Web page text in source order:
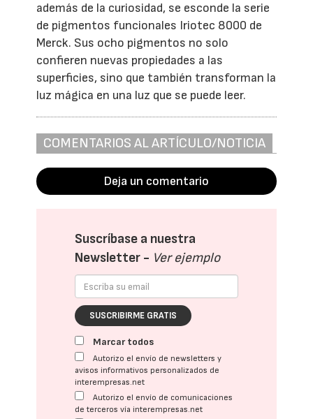
además de la curiosidad, se esconde la serie
de pigmentos funcionales Iriotec 8000 de
Merck. Sus ocho pigmentos no solo
confieren nuevas propiedades a las
superficies, sino que también transforman la
luz mágica en una luz que se puede leer.
COMENTARIOS AL ARTÍCULO/NOTICIA
Deja un comentario
Suscríbase a nuestra
Newsletter - Ver ejemplo
SUSCRIBIRME GRATIS
Marcar todos
Autorizo el envío de newsletters y
avisos informativos personalizados de
interempresas.net
Autorizo el envío de comunicaciones
de terceros vía interempresas.net